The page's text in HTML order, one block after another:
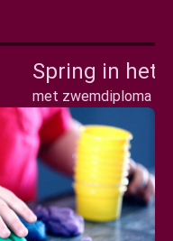
Spring in het
met zwemdiploma A